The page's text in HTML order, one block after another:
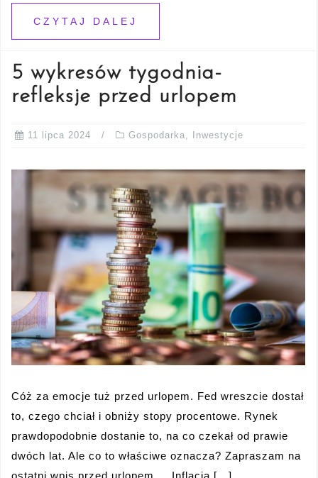
CZYTAJ DALEJ
5 wykresów tygodnia-
refleksje przed urlopem
11 lipca 2024 Gospodarka Inwestycje
Cóż za emocje tuż przed urlopem. Fed wreszcie dostał
to, czego chciał i obniży stopy procentowe. Rynek
prawdopodobnie dostanie to, na co czekał od prawie
dwóch lat. Ale co to właściwe oznacza? Zapraszam na